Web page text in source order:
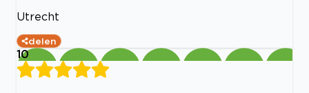
Utrecht
delen
10